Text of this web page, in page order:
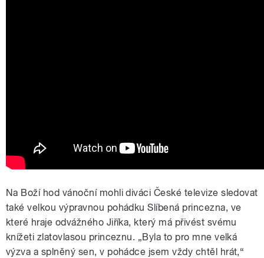
Na Boží hod vánoční mohli diváci České televize sledovat
také velkou výpravnou pohádku Slíbená princezna, ve
které hraje odvážného Jiříka, který má přivést svému
knížeti zlatovlasou princeznu. „Byla to pro mne velká
výzva a splněný sen, v pohádce jsem vždy chtěl hrát,“